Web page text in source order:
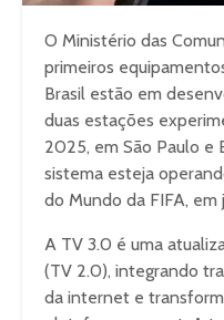
O Ministério das
primeiros
Brasil estão em
duas estações
2025, em São Paulo e
sistema esteja
do Mundo da FIFA,
A TV 3.0 é uma
(TV 2.0), integrando
da internet e